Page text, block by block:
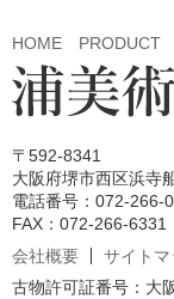
HOME PRODUCT
〒592-8341
大阪府堺市西区浜寺
電話番号：072-266-
FAX：072-266-6331
会社概要
サイトマ
古物許可証番号：大